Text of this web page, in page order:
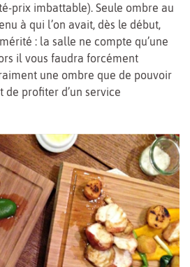
prix imbattable). Seule ombre au
à qui l’on avait, dès le début,
: la salle ne compte qu’une
il vous faudra forcément
une ombre que de pouvoir
profiter d’un service